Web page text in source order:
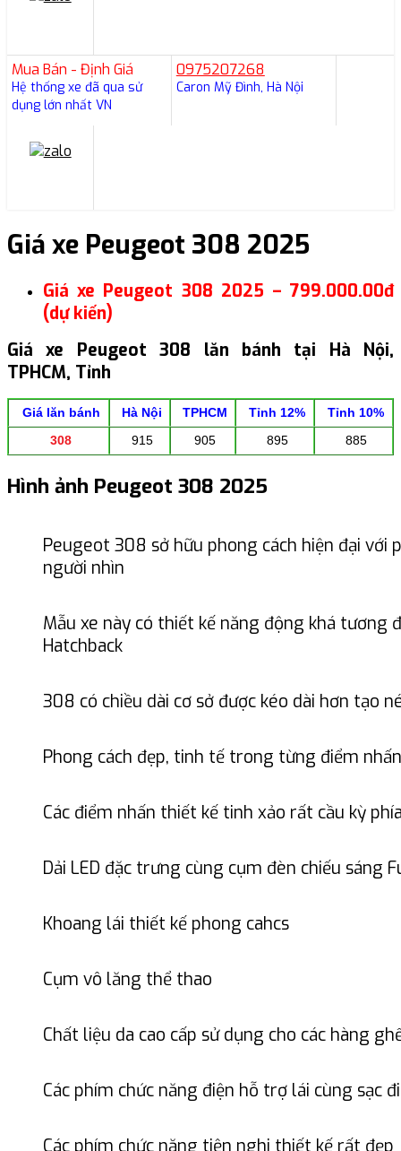
Mua Bán - Định Giá
Hệ thống xe đã qua sử
dụng lớn nhất VN
0975207268
Caron Mỹ Đình, Hà Nội
Giá xe Peugeot 308 2025
Giá xe Peugeot 308 2025 – 799.000.00đ
(dự kiến)
Giá xe Peugeot 308 lăn bánh tại Hà Nội,
TPHCM, Tỉnh
Giá lăn bánh Hà Nội TPHCM Tỉnh 12%
Tỉnh 10%
308
915 905 895 885
Hình ảnh Peugeot 308 2025
Peugeot 308 sở hữu phong cách hiện đại với
người nhìn
Mẫu xe này có thiết kế năng động khá tương
Hatchback
308 có chiều dài cơ sở được kéo dài hơn tạo
Phong cách đẹp, tinh tế trong từng điểm nhấn
Các điểm nhấn thiết kế tinh xảo rất cầu kỳ
Dải LED đặc trưng cùng cụm đèn chiếu sáng
Khoang lái thiết kế phong cahcs
Cụm vô lăng thể thao
Chất liệu da cao cấp sử dụng cho các hàng
Các phím chức năng điện hỗ trợ lái cùng sạc
Các phím chức năng tiện nghi thiết kế rất đẹp